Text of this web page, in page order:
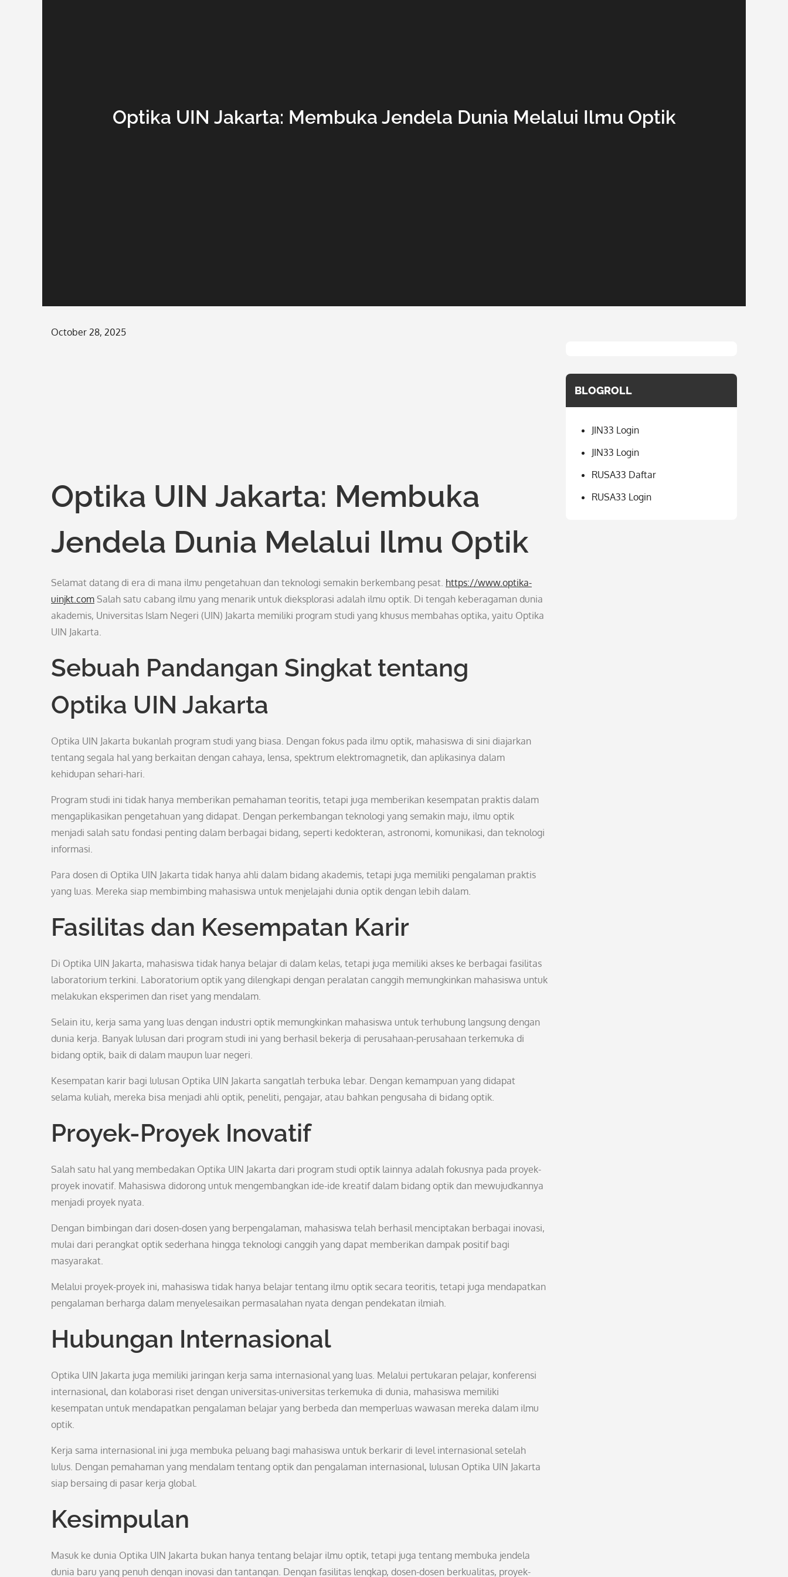
Optika UIN Jakarta: Membuka Jendela Dunia Melalui Ilmu Optik
Posted
October 28, 2025
Optika UIN Jakarta: Membuka
Jendela Dunia Melalui Ilmu Optik
Selamat datang di era di mana ilmu pengetahuan dan teknologi semakin berkembang pesat. https://www.optika-
uinjkt.com Salah satu cabang ilmu yang menarik untuk dieksplorasi adalah ilmu optik. Di tengah keberagaman dunia
akademis, Universitas Islam Negeri (UIN) Jakarta memiliki program studi yang khusus membahas optika, yaitu Optika
UIN Jakarta.
Sebuah Pandangan Singkat tentang
Optika UIN Jakarta
Optika UIN Jakarta bukanlah program studi yang biasa. Dengan fokus pada ilmu optik, mahasiswa di sini diajarkan
tentang segala hal yang berkaitan dengan cahaya, lensa, spektrum elektromagnetik, dan aplikasinya dalam
kehidupan sehari-hari.
Program studi ini tidak hanya memberikan pemahaman teoritis, tetapi juga memberikan kesempatan praktis dalam
mengaplikasikan pengetahuan yang didapat. Dengan perkembangan teknologi yang semakin maju, ilmu optik
menjadi salah satu fondasi penting dalam berbagai bidang, seperti kedokteran, astronomi, komunikasi, dan teknologi
informasi.
Para dosen di Optika UIN Jakarta tidak hanya ahli dalam bidang akademis, tetapi juga memiliki pengalaman praktis
yang luas. Mereka siap membimbing mahasiswa untuk menjelajahi dunia optik dengan lebih dalam.
Fasilitas dan Kesempatan Karir
Di Optika UIN Jakarta, mahasiswa tidak hanya belajar di dalam kelas, tetapi juga memiliki akses ke berbagai fasilitas
laboratorium terkini. Laboratorium optik yang dilengkapi dengan peralatan canggih memungkinkan mahasiswa untuk
melakukan eksperimen dan riset yang mendalam.
Selain itu, kerja sama yang luas dengan industri optik memungkinkan mahasiswa untuk terhubung langsung dengan
dunia kerja. Banyak lulusan dari program studi ini yang berhasil bekerja di perusahaan-perusahaan terkemuka di
bidang optik, baik di dalam maupun luar negeri.
Kesempatan karir bagi lulusan Optika UIN Jakarta sangatlah terbuka lebar. Dengan kemampuan yang didapat
selama kuliah, mereka bisa menjadi ahli optik, peneliti, pengajar, atau bahkan pengusaha di bidang optik.
Proyek-Proyek Inovatif
Salah satu hal yang membedakan Optika UIN Jakarta dari program studi optik lainnya adalah fokusnya pada proyek-
proyek inovatif. Mahasiswa didorong untuk mengembangkan ide-ide kreatif dalam bidang optik dan mewujudkannya
menjadi proyek nyata.
Dengan bimbingan dari dosen-dosen yang berpengalaman, mahasiswa telah berhasil menciptakan berbagai inovasi,
mulai dari perangkat optik sederhana hingga teknologi canggih yang dapat memberikan dampak positif bagi
masyarakat.
Melalui proyek-proyek ini, mahasiswa tidak hanya belajar tentang ilmu optik secara teoritis, tetapi juga mendapatkan
pengalaman berharga dalam menyelesaikan permasalahan nyata dengan pendekatan ilmiah.
Hubungan Internasional
Optika UIN Jakarta juga memiliki jaringan kerja sama internasional yang luas. Melalui pertukaran pelajar, konferensi
internasional, dan kolaborasi riset dengan universitas-universitas terkemuka di dunia, mahasiswa memiliki
kesempatan untuk mendapatkan pengalaman belajar yang berbeda dan memperluas wawasan mereka dalam ilmu
optik.
Kerja sama internasional ini juga membuka peluang bagi mahasiswa untuk berkarir di level internasional setelah
lulus. Dengan pemahaman yang mendalam tentang optik dan pengalaman internasional, lulusan Optika UIN Jakarta
siap bersaing di pasar kerja global.
Kesimpulan
Masuk ke dunia Optika UIN Jakarta bukan hanya tentang belajar ilmu optik, tetapi juga tentang membuka jendela
dunia baru yang penuh dengan inovasi dan tantangan. Dengan fasilitas lengkap, dosen-dosen berkualitas, proyek-
BLOGROLL
JIN33 Login
JIN33 Login
RUSA33 Daftar
RUSA33 Login